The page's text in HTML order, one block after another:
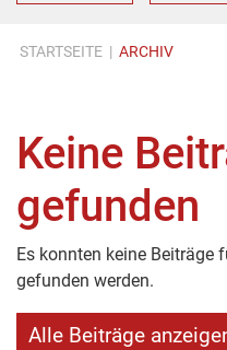
STARTSEITE | ARCHIV
Keine
gefunden
Es konnten keine Beiträge
gefunden werden.
Alle Beiträge